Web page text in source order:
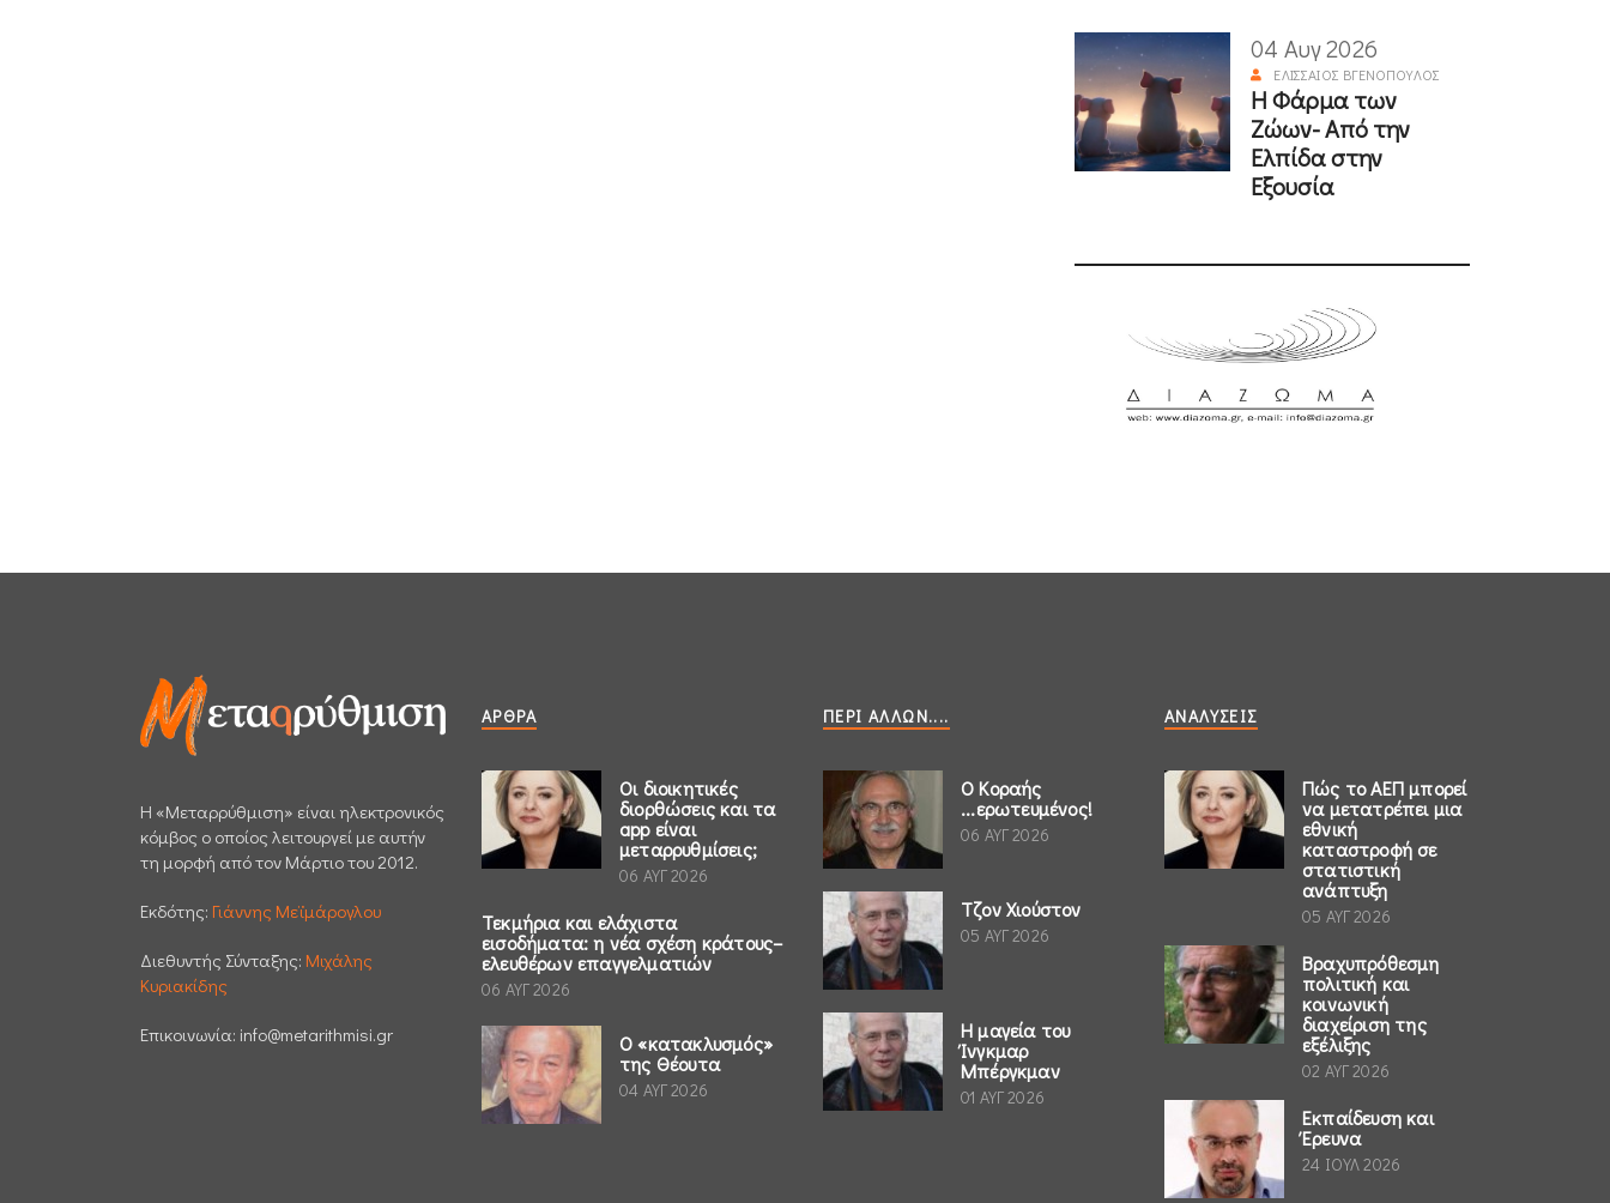
04 Αυγ 2026
ΕΛΙΣΣΑΊΟΣ ΒΓΕΝΌΠΟΥΛΟΣ
Η Φάρμα των
Ζώων- Από την
Ελπίδα στην
Εξουσία
H «Μεταρρύθμιση» είναι ηλεκτρονικός
κόμβος ο οποίος λειτουργεί με αυτήν
τη μορφή από τον Μάρτιο του 2012.
Εκδότης: Γιάννης Μεϊμάρογλου
Διεθυντής Σύνταξης: Μιχάλης
Κυριακίδης
Επικοινωνία: info@metarithmisi.gr
ΆΡΘΡΑ
Οι διοικητικές
διορθώσεις και τα
app είναι
μεταρρυθμίσεις;
06 ΑΥΓ 2026
Τεκμήρια και ελάχιστα
εισοδήματα: η νέα σχέση κράτους–
ελευθέρων επαγγελματιών
06 ΑΥΓ 2026
Ο «κατακλυσμός»
της Θέουτα
04 ΑΥΓ 2026
ΠΕΡΊ ΆΛΛΩΝ....
Ο Κοραής
...ερωτευμένος!
06 ΑΥΓ 2026
Τζον Χιούστον
05 ΑΥΓ 2026
Η μαγεία του
Ίνγκμαρ
Μπέργκμαν
01 ΑΥΓ 2026
ΑΝΑΛΎΣΕΙΣ
Πώς το ΑΕΠ μπορεί
να μετατρέπει μια
εθνική
καταστροφή σε
στατιστική
ανάπτυξη
05 ΑΥΓ 2026
Βραχυπρόθεσμη
πολιτική και
κοινωνική
διαχείριση της
εξέλιξης
02 ΑΥΓ 2026
Εκπαίδευση και
Έρευνα
24 ΙΟΥΛ 2026